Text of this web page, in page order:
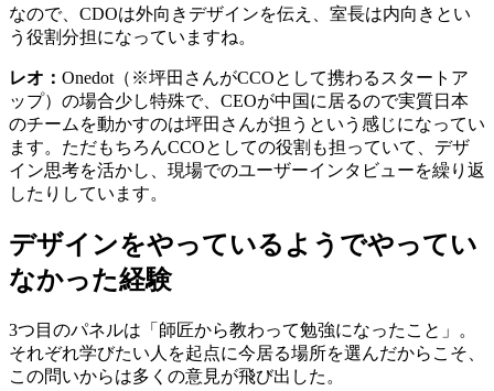
なので、CDOは外向きデザインを伝え、室長は内向きとい
う役割分担になっていますね。
レオ： Onedot（※坪田さんがCCOとして携わるスタートア
ップ）の場合少し特殊で、CEOが中国に居るので実質日本
のチームを動かすのは坪田さんが担うという感じになってい
ます。ただもちろんCCOとしての役割も担っていて、デザ
イン思考を活かし、現場でのユーザーインタビューを繰り返
したりしています。
デザインをやっているようでやってい
なかった経験
3つ目のパネルは「師匠から教わって勉強になったこと」。
それぞれ学びたい人を起点に今居る場所を選んだからこそ、
この問いからは多くの意見が飛び出した。